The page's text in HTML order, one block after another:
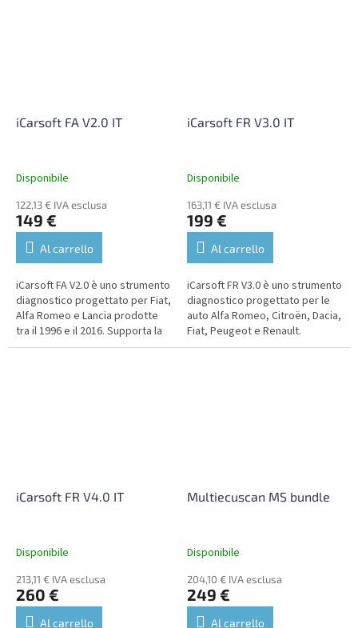
iCarsoft FA V2.0 IT
Disponibile
122,13 € IVA esclusa
149 €
Al carrello
iCarsoft FA V2.0 è uno strumento
diagnostico progettato per Fiat,
Alfa Romeo e Lancia prodotte
tra il 1996 e il 2016. Supporta la
diagnostica di tutte le unità,
iCarsoft FR V3.0 IT
Disponibile
163,11 € IVA esclusa
199 €
Al carrello
iCarsoft FR V3.0 è uno strumento
diagnostico progettato per le
auto Alfa Romeo, Citroën, Dacia,
Fiat, Peugeot e Renault.
Supporta la diagnostica di tutte
iCarsoft FR V4.0 IT
Disponibile
213,11 € IVA esclusa
260 €
Al carrello
Multiecuscan MS bundle
Disponibile
204,10 € IVA esclusa
249 €
Al carrello